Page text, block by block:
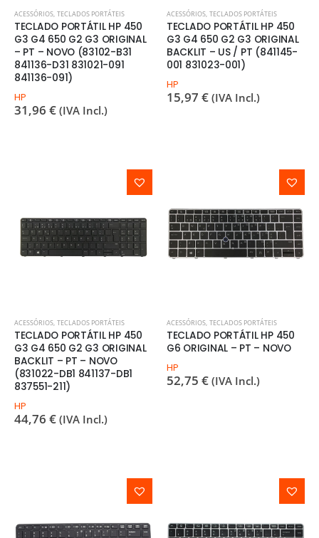
ACESSÓRIOS TECLADOS PORTÁTEIS
TECLADO PORTÁTIL HP 450
G3 G4 650 G2 G3 ORIGINAL
– PT – NOVO (83102-B31
841136-D31 831021-091
841136-091)
HP
31,96 € (IVA Incl.)
ACESSÓRIOS TECLADOS PORTÁTEIS
TECLADO PORTÁTIL HP 450
G3 G4 650 G2 G3 ORIGINAL
BACKLIT – US / PT (841145-
001 831023-001)
HP
15,97 € (IVA Incl.)
ACESSÓRIOS TECLADOS PORTÁTEIS
TECLADO PORTÁTIL HP 450
G3 G4 650 G2 G3 ORIGINAL
BACKLIT – PT – NOVO
(831022-DB1 841137-DB1
837551-211)
HP
44,76 € (IVA Incl.)
ACESSÓRIOS TECLADOS PORTÁTEIS
TECLADO PORTÁTIL HP 450
G6 ORIGINAL – PT – NOVO
HP
52,75 € (IVA Incl.)